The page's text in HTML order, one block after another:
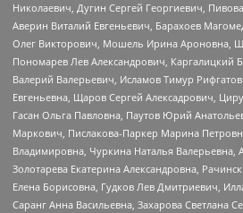
Николаевич, Дугин Сергей Георгиевич,
Аверин Виталий Евгеньевич, Барахоев
Олег Викторович, Мошель Ирина Ароновна,
Пономарев Лев Александрович, Каргалицкий
Валерий Валерьевич, Исламов Тимур
Евгеньевна, Щаров Сергей Алексадрович,
Гасан Ольга Павловна, Паутов Юрий
Маркович, Пислакова-Паркер Марина
Владимировна, Чуркина Наталья Валерьевна,
Золотарева Екатерина Александровна,
Елена Борисовна, Гудков Лев Дмитриевич,
Саранг Анна Васильевна, Захарова Светлана